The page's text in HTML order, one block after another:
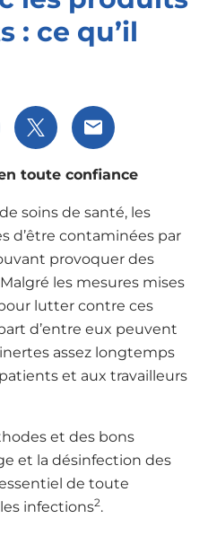
: ce qu’il
via Facebook
Share via XShare via Email
toute confiance
soins de santé, les
d’être contaminées par
provoquer des
les mesures mises
lutter contre ces
d’entre eux peuvent
assez longtemps
et aux travailleurs
et des bons
et la désinfection des
de toute
infections2.